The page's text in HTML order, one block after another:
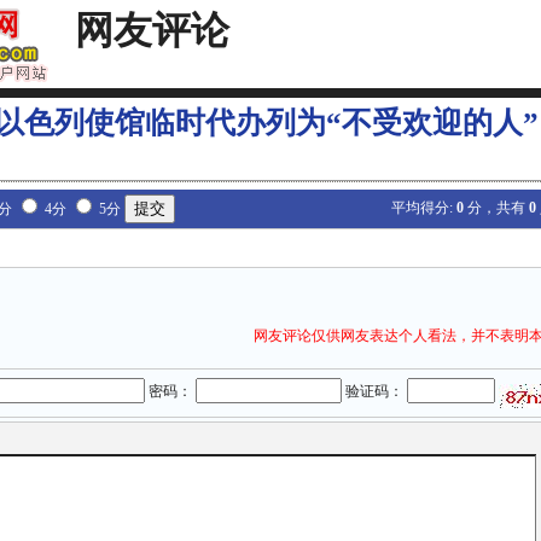
网友评论
色列使馆临时代办列为“不受欢迎的人”
4分 5分 平均得分: 0 分，共有 0
网友评论仅供网友表达个人看法，并不表
密码： 验证码：